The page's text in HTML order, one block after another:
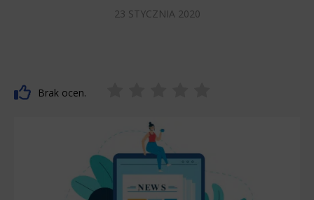
23 STYCZNIA 2020
Brak ocen.